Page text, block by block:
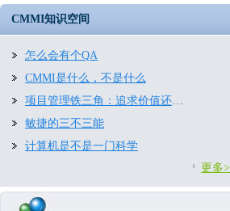
CMMI知识空间
怎么会有个QA
CMMI是什么，不是什么
项目管理铁三角：追求价值还是约束条件
敏捷的三不三能
计算机是不是一门科学
更多>